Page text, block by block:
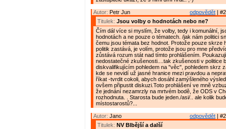
odpovědět |
Autor: Petr Jun
Titulek: Jsou volby o hodnotách nebo ne?
Čím dál více si myslím, že volby, tedy i komunální,
hodnotách a ne pouze o tématech. /jak nám politici
čemu jsou témata bez hodnot. Protože pouze skrze
politik zastává, je volím, protože jsou pro mne
zůstává rozum stát nad tímto prohlášením.
nedostatečné zkušenosti....tak zkušenosti v politice
diskvalifikujícím pohledem na "věc", pohledem skrz
kde se nevidí už jasné hranice mezi pravdou a
říkat -tvrdit cokoli, abych dosáhl zamýšleného
ovšem připustit diskuzi.Toto prohlášení ve mně
že jednání nezamrzly na mrtvém bodě, že ODS v
rozhodnuta. . Starosta bude jeden./asi/.. ale kolik
místostarostů?...
odpovědět |
Autor: Jano
Titulek: NV Blbější a další